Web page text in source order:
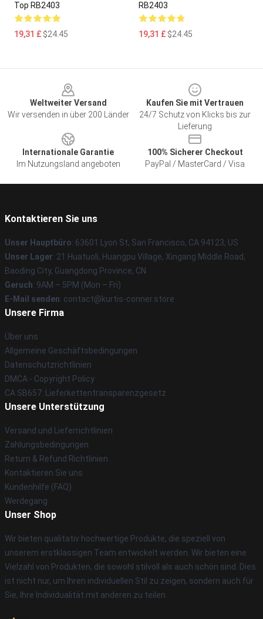
Top RB2403
19,31 £$24.45
RB2403
19,31 £$24.45
Weltweiter Versand
Wir versenden in über 200 Länder
Kaufen Sie mit Vertrauen
24/7 Schutz von Klicks bis zur
Lieferung
Internationale Garantie
Im Nutzungsland angeboten
100% Sicherer Checkout
PayPal / MasterCard / Visa
Kontaktieren Sie uns
Unser Hauptbüro: 63601 Lyon St, San Francisco, CA 94123, US
Unser Lager: 21 Huatuoli, Huangpu Village, Xingang Middle Road,
Baoding City, Guangdong Province, CN
Geruch: 9AM – 5PM (Mon – Fri)
E-Mail senden: contact@kurtis-conner.store
Unsere Firma
Über uns
Allgemeine Geschäftsbedingungen
Datenschutzrichtlinien
DMCA - Copyright Policy
CA SB657: Lieferkettentransparenzgesetz
Unsere Unterstützung
Versand und Lieferrichtlinien
Zahlungsbedingungen
Return & Refund Richtlinien
Kontaktieren Sie uns
Kundenhilfe (FAQ)
Werdegang
Unser Shop
Wir bieten qualitativ hochwertige Produkte, die speziell von
unserem erstklassigen Team entwickelt werden. Wir bieten eine
Vielzahl von Produkten, die sowohl stilvoll als auch schön sind. Dies
ist nicht nur, um Ihren individuellen Stil zu zeigen, sondern auch für
Sie, Ihre Individualität mit anderen zu teilen.